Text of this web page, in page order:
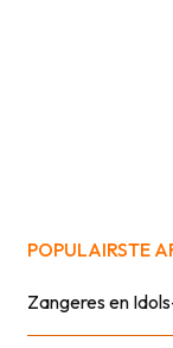
POPULAIRSTE
Zangeres en